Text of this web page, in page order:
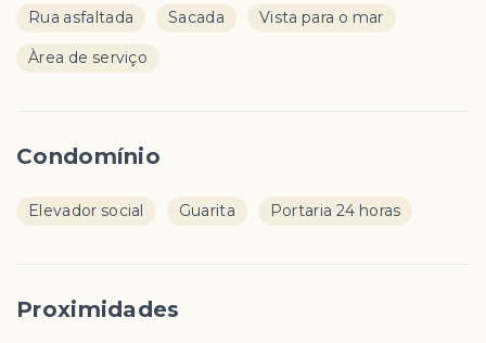
Rua asfaltada Sacada Vista para o mar
Àrea de serviço
Condomínio
Elevador social Guarita Portaria 24 horas
Proximidades